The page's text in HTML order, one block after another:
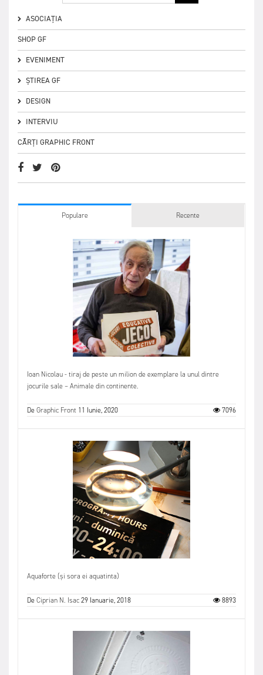
ASOCIAȚIA
SHOP GF
EVENIMENT
ȘTIREA GF
DESIGN
INTERVIU
CĂRȚI GRAPHIC FRONT
Populare Recente
Ioan Nicolau - tiraj de peste un milion de exemplare la unul dintre
jocurile sale – Animale din continente.
DeGraphic Front 11 Iunie, 2020 7096
Aquaforte (și sora ei aquatinta)
DeCiprian N. Isac29 Ianuarie, 2018 8893